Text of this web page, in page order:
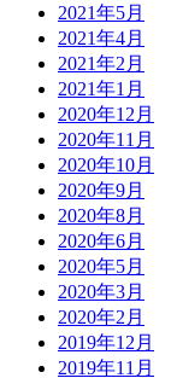
2021年5月
2021年4月
2021年2月
2021年1月
2020年12月
2020年11月
2020年10月
2020年9月
2020年8月
2020年6月
2020年5月
2020年3月
2020年2月
2019年12月
2019年11月